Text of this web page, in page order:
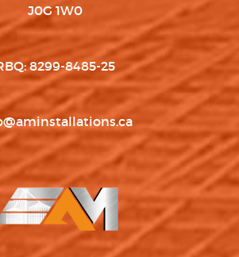
J0G 1W0
8299-8485-25